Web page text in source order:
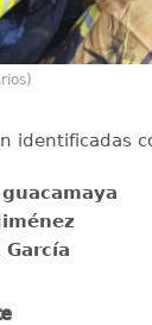
identificadas